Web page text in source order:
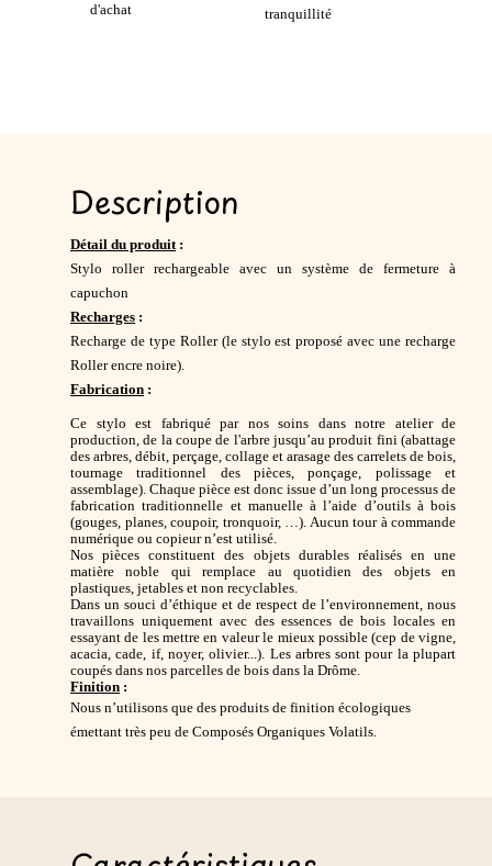
d'achat
tranquillité
Description
Détail du produit:
Stylo roller rechargeable avec un système de fermeture à
capuchon
Recharges :
Recharge de type Roller (le stylo est proposé avec une recharge
Roller encre noire).
Fabrication :
Ce stylo est fabriqué par nos soins dans notre atelier de
production, de la coupe de l'arbre jusqu’au produit fini (abattage
des arbres, débit, perçage, collage et arasage des carrelets de bois,
tournage traditionnel des pièces, ponçage, polissage et
assemblage). Chaque pièce est donc issue d’un long processus de
fabrication traditionnelle et manuelle à l’aide d’outils à bois
(gouges, planes, coupoir, tronquoir, …). Aucun tour à commande
numérique ou copieur n’est utilisé.
Nos pièces constituent des objets durables réalisés en une
matière noble qui remplace au quotidien des objets en
plastiques, jetables et non recyclables.
Dans un souci d’éthique et de respect de l’environnement, nous
travaillons uniquement avec des essences de bois locales en
essayant de les mettre en valeur le mieux possible (cep de vigne,
acacia, cade, if, noyer, olivier...). Les arbres sont pour la plupart
coupés dans nos parcelles de bois dans la Drôme.
Finition :
Nous n’utilisons que des produits de finition écologiques
émettant très peu de Composés Organiques Volatils.